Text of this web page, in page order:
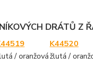
DRÁTŮ Z
K44520
/ oranžovážlutá /